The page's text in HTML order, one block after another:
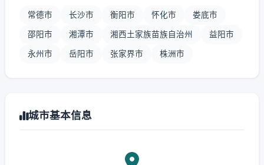
常德市 长沙市 衡阳市 怀化市 娄底市
邵阳市 湘潭市 湘西土家族苗族自治州 益阳市
永州市 岳阳市 张家界市 株洲市
城市基本信息